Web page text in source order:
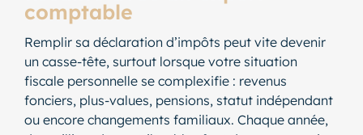
comptable
Remplir sa déclaration d’impôts peut vite devenir
un casse-tête, surtout lorsque votre situation
fiscale personnelle se complexifie : revenus
fonciers, plus-values, pensions, statut indépendant
ou encore changements familiaux. Chaque année,